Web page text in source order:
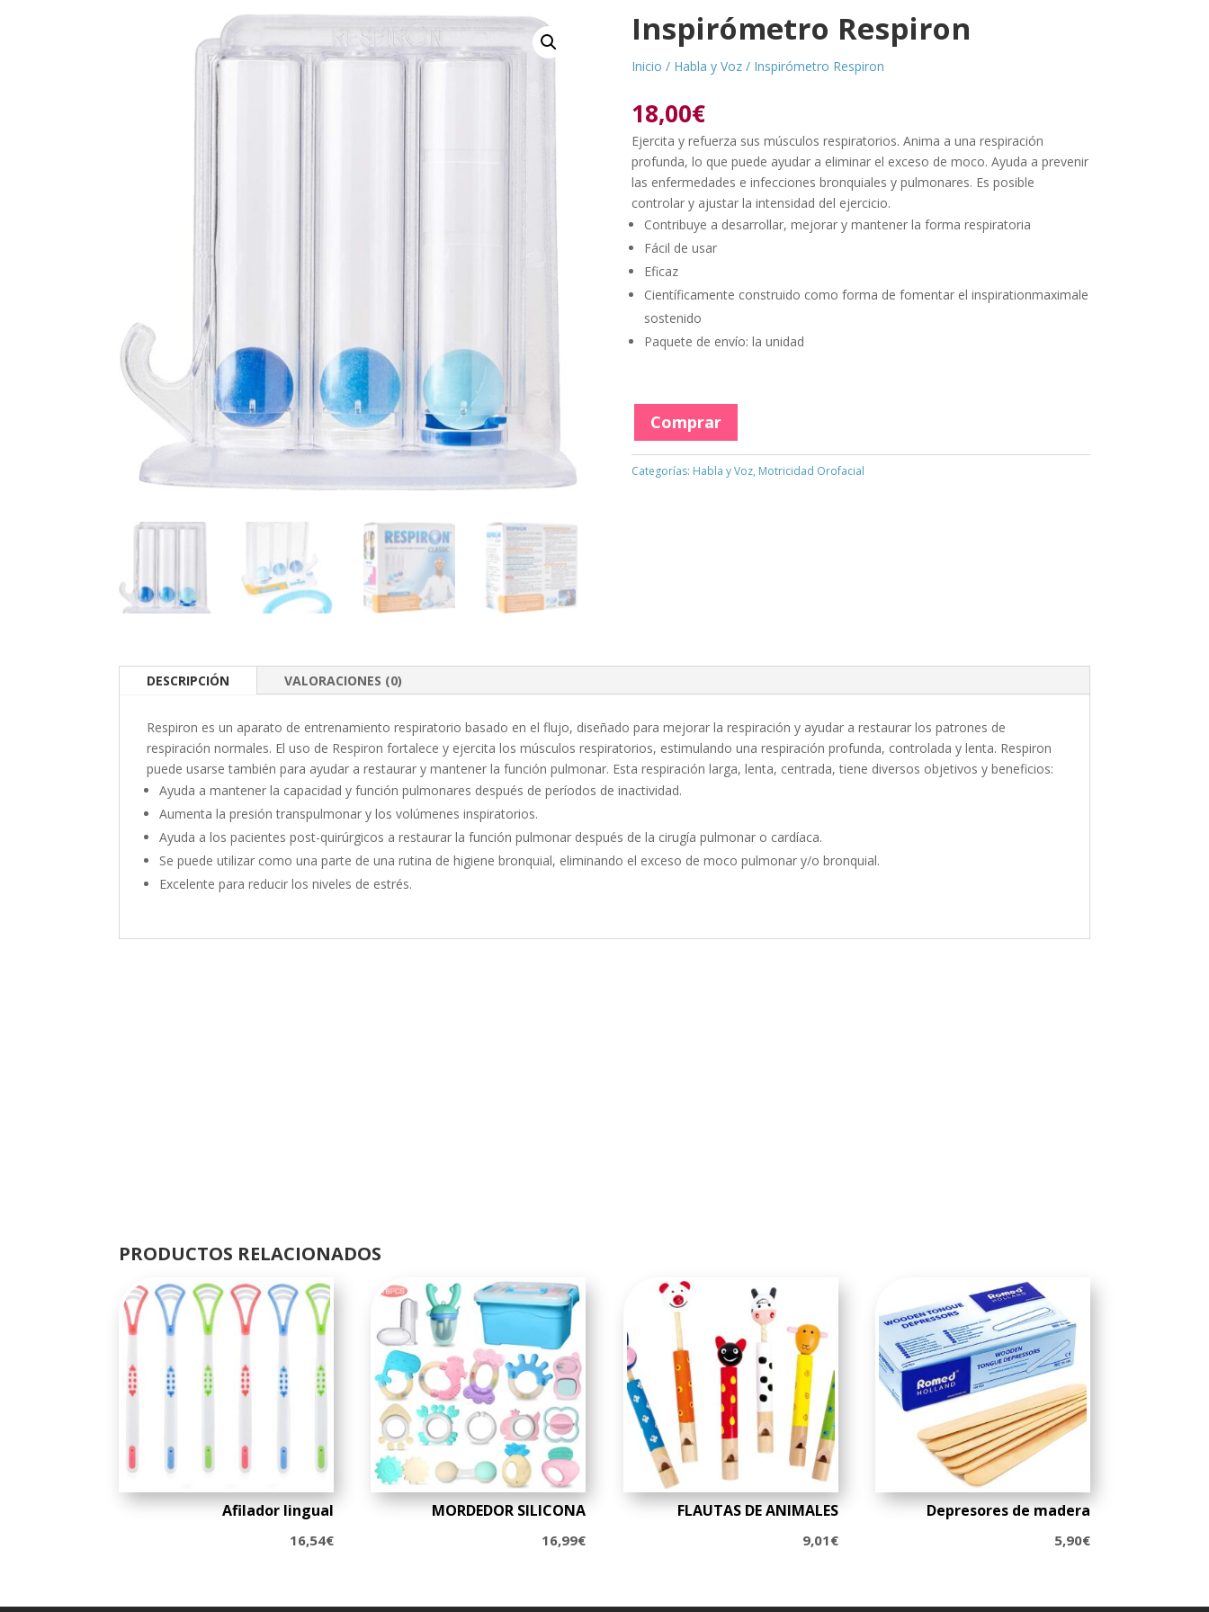
Inspirómetro Respiron
Inicio / Habla y Voz/ Inspirómetro Respiron
18,00€
Ejercita y refuerza sus músculos respiratorios. Anima a una respiración
profunda, lo que puede ayudar a eliminar el exceso de moco. Ayuda a prevenir
las enfermedades e infecciones bronquiales y pulmonares. Es posible
controlar y ajustar la intensidad del ejercicio.
Contribuye a desarrollar, mejorar y mantener la forma respiratoria
Fácil de usar
Eficaz
Científicamente construido como forma de fomentar el inspirationmaximale
sostenido
Paquete de envío: la unidad
Comprar
Categorías: Habla y Voz, Motricidad Orofacial
DESCRIPCIÓN VALORACIONES (0)
Respiron es un aparato de entrenamiento respiratorio basado en el flujo, diseñado para mejorar la respiración y ayudar a restaurar los patrones de
respiración normales. El uso de Respiron fortalece y ejercita los músculos respiratorios, estimulando una respiración profunda, controlada y lenta. Respiron
puede usarse también para ayudar a restaurar y mantener la función pulmonar. Esta respiración larga, lenta, centrada, tiene diversos objetivos y beneficios:
Ayuda a mantener la capacidad y función pulmonares después de períodos de inactividad.
Aumenta la presión transpulmonar y los volúmenes inspiratorios.
Ayuda a los pacientes post-quirúrgicos a restaurar la función pulmonar después de la cirugía pulmonar o cardíaca.
Se puede utilizar como una parte de una rutina de higiene bronquial, eliminando el exceso de moco pulmonar y/o bronquial.
Excelente para reducir los niveles de estrés.
PRODUCTOS RELACIONADOS
Afilador lingual
16,54€
MORDEDOR SILICONA
16,99€
FLAUTAS DE ANIMALES
9,01€
Depresores de madera
5,90€